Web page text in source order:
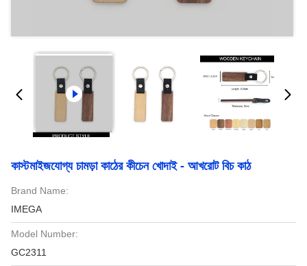
কাস্টমাইজযোগ্য চামড়া কাঠের কীচেন খোদাই - আখরোট বিচ কাঠ
Brand Name:
IMEGA
Model Number:
GC2311